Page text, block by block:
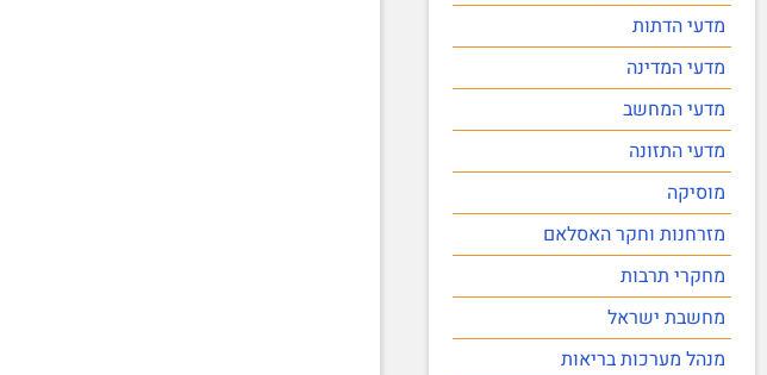
מדעי הדתות
מדעי המדינה
מדעי המחשב
מדעי התזונה
מוסיקה
מזרחנות וחקר האסלאם
מחקרי תרבות
מחשבת ישראל
מנהל מערכות בריאות